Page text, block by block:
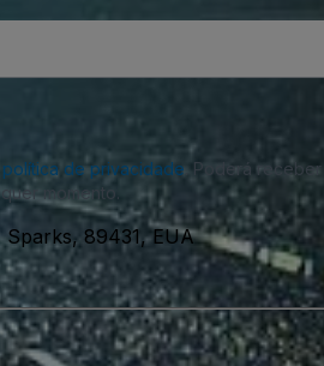
política de privacidade . Poderá
momento.
Sparks, 89431, EUA